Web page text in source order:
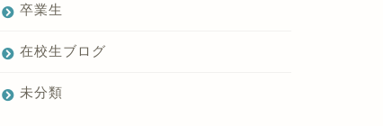
卒業生
在校生ブログ
未分類